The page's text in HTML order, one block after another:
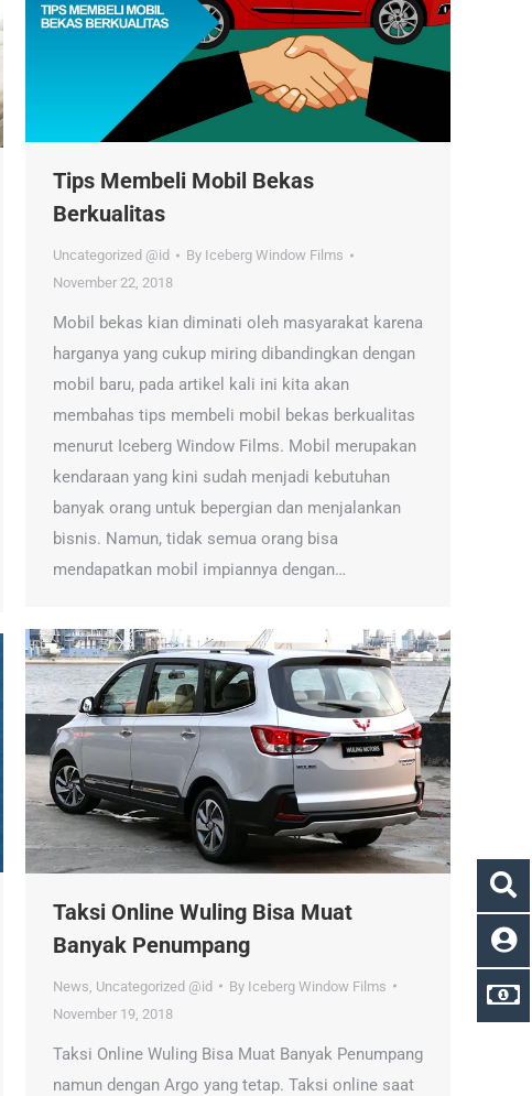
Tips Membeli Mobil Bekas
Berkualitas
Uncategorized @id By Iceberg Window Films
November 22, 2018
Mobil bekas kian diminati oleh masyarakat karena
harganya yang cukup miring dibandingkan dengan
mobil baru, pada artikel kali ini kita akan
membahas tips membeli mobil bekas berkualitas
menurut Iceberg Window Films. Mobil merupakan
kendaraan yang kini sudah menjadi kebutuhan
banyak orang untuk bepergian dan menjalankan
bisnis. Namun, tidak semua orang bisa
mendapatkan mobil impiannya dengan…
Taksi Online Wuling Bisa Muat
Banyak Penumpang
News Uncategorized @id By Iceberg Window Films
November 19, 2018
Taksi Online Wuling Bisa Muat Banyak Penumpang
namun dengan Argo yang tetap. Taksi online saat